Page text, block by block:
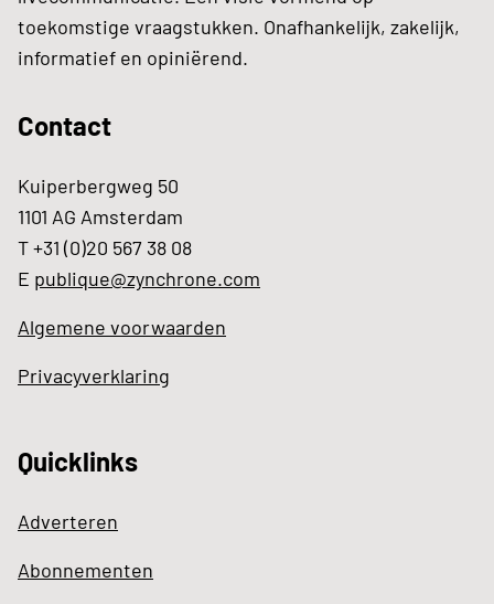
toekomstige vraagstukken. Onafhankelijk, zakelijk,
informatief en opiniërend.
Contact
Kuiperbergweg 50
1101 AG Amsterdam
T +31 (0)20 567 38 08
E publique@zynchrone.com
Algemene voorwaarden
Privacyverklaring
Quicklinks
Adverteren
Abonnementen